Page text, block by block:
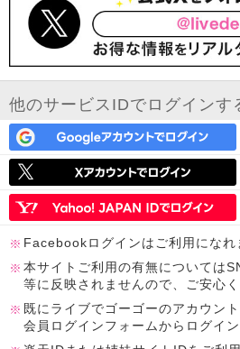
他のサービスIDでログインす
Facebookログインはご利用になれ
本サイトご利用の有無については
等に反映されませんので、ご安心く
既にライブでゴーゴーのアカウン
会員ログインフォームからログイン